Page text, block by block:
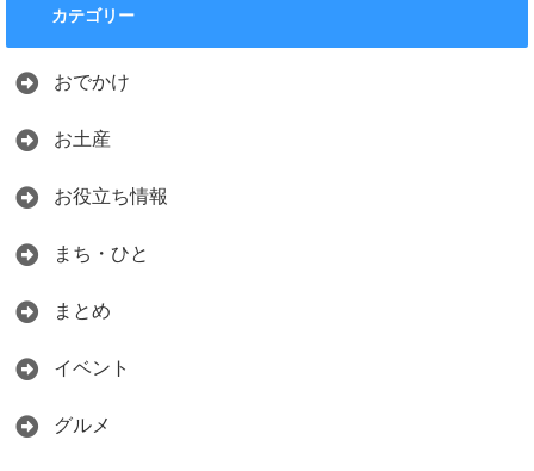
カテゴリー
おでかけ
お土産
お役立ち情報
まち・ひと
まとめ
イベント
グルメ